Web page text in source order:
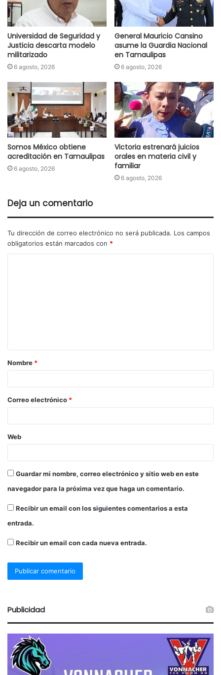
Universidad de Seguridad y
Justicia descarta modelo
militarizado
6 agosto, 2026
General Mauricio Cansino
asume la Guardia Nacional
en Tamaulipas
6 agosto, 2026
Somos México obtiene
acreditación en Tamaulipas
6 agosto, 2026
Victoria estrenará juicios
orales en materia civil y
familiar
6 agosto, 2026
Deja un comentario
Tu dirección de correo electrónico no será publicada. Los campos
obligatorios están marcados con *
Nombre *
Correo electrónico *
Web
Guardar mi nombre, correo electrónico y sitio web en este
navegador para la próxima vez que haga un comentario.
Recibir un email con los siguientes comentarios a esta
entrada.
Recibir un email con cada nueva entrada.
Publicidad